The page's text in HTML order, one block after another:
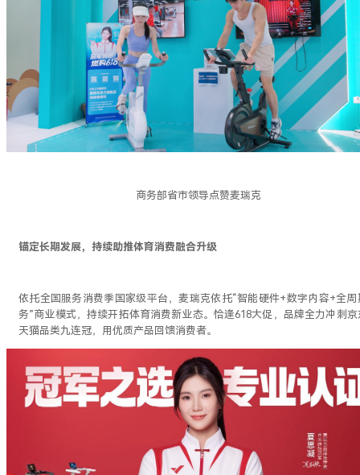
商务部省市领导点赞麦瑞克
锚定长期发展，持续助推体育消费融合升级
依托全国服务消费季国家级平台，麦瑞克依托“智能硬件+数字内容+全周
务”商业模式，持续开拓体育消费新业态。恰逢618大促，品牌全力冲刺京
天猫品类九连冠，用优质产品回馈消费者。